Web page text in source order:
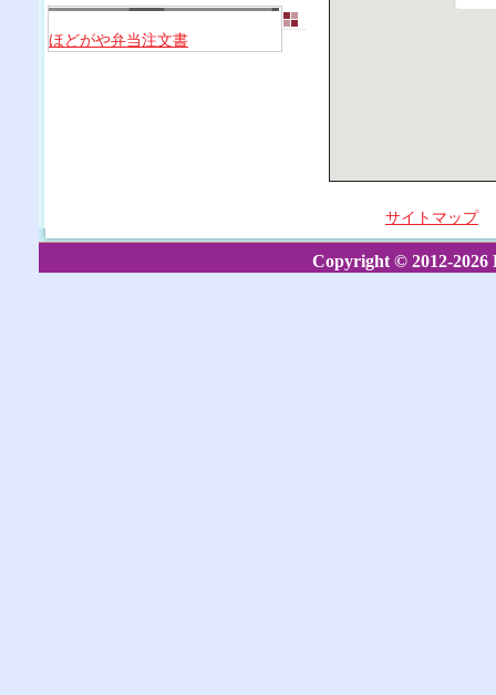
ほどがや弁当注文書
サイトマップ
Copyright © 2012-2026